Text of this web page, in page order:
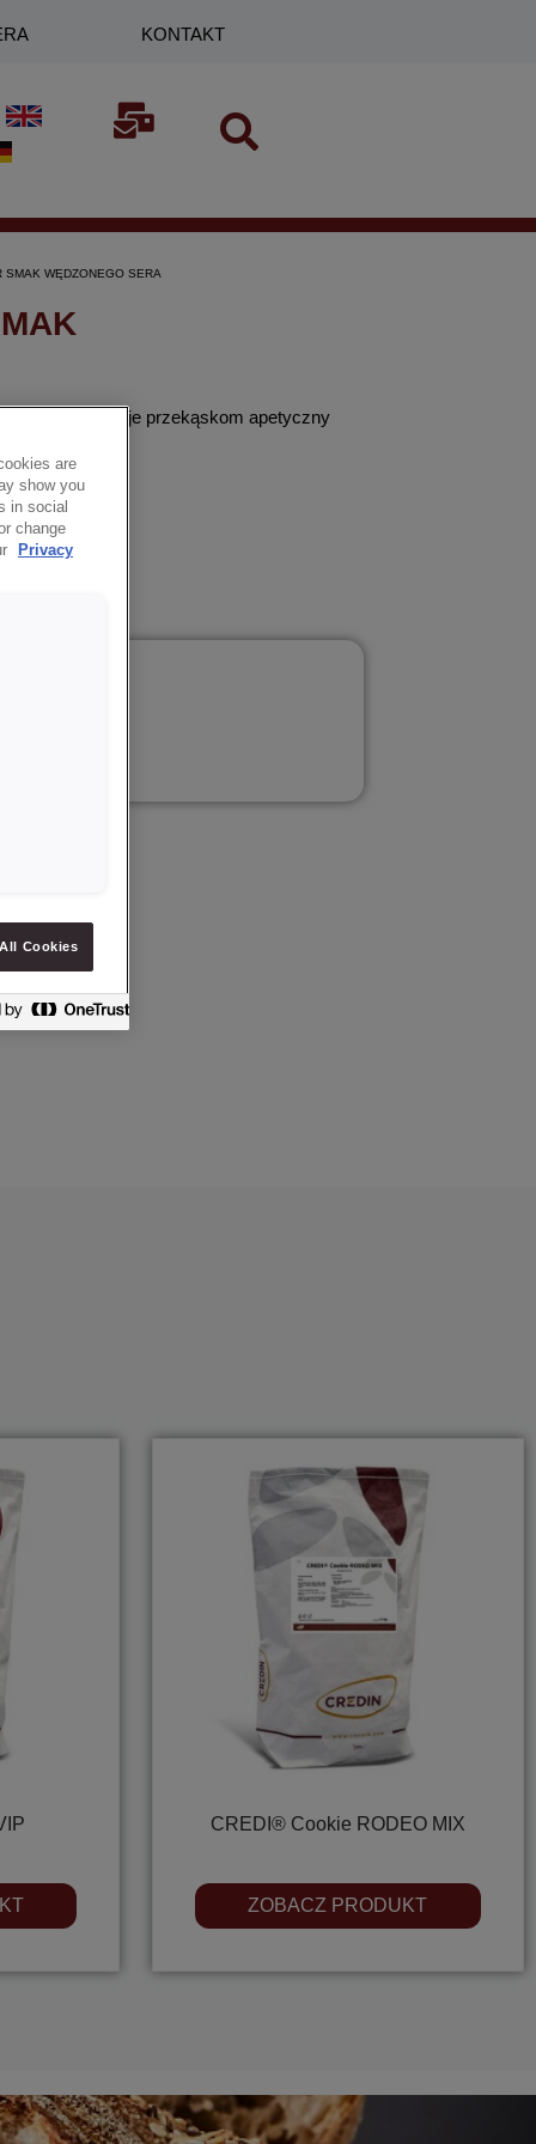
KONTAKT
WĘDZONEGO SERA
sera. Nadaje przekąskom apetyczny
CREDI® Cookie RODEO MIX
ZOBACZ PRODUKT
are
show you
in social
change
Privacy
Cookies